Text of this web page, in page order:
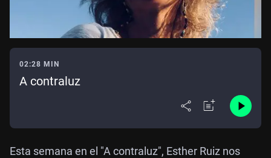
02:28 MIN
A contraluz
Esta semana en el "A contraluz", Esther Ruiz nos